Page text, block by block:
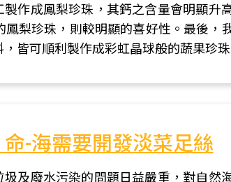
製作成鳳梨珍珠，其鈣之含量會明顯升
鳳梨珍珠，則較明顯的喜好性。最後，
皆可順利製作成彩虹晶球般的蔬果珍珠
-海需要開發淡菜足絲
圾及廢水污染的問題日益嚴重，對自然